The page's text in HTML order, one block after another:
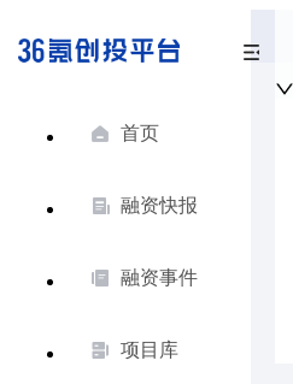
首页
融资快报
融资事件
项目库